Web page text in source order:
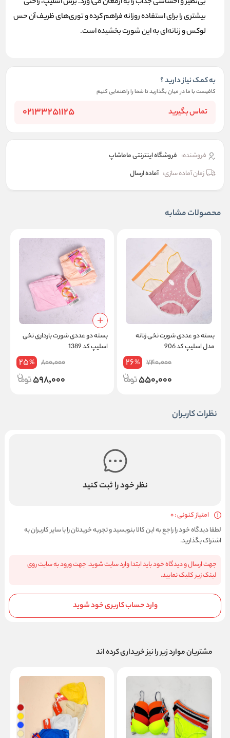
بیشتری را برای استفاده روزانه فراهم کرده و توری‌های ظریف آن حس
لوکس و زنانه‌ای به این شورت بخشیده است.
به کمک نیاز دارید ؟
کافیست با ما در میان بگذارید تا شما را راهنمایی کنیم
تماس بگیرید 02133251125
فروشنده: فروشگاه اینترنتی ماماشاپ
زمان آماده سازی: آماده ارسال
محصولات مشابه
بسته دو عددی شورت نخی زنانه
مدل اسلیپ کد 906
740,000
26%
550,000
بسته دو عددی شورت بارداری نخی
اسلیپ کد 1389
800,000
25%
598,000
نظرات کاربران
نظر خود را ثبت کنید
امتیاز کنونی : 0
لطفا دیدگاه خود را راجع به این کالا بنویسید و تجربه خریدتان را با سایر کاربران به
اشتراک بگذارید.
جهت ارسال و دیدگاه خود باید ابتدا وارد سایت شوید. جهت ورود به سایت روی
لینک زیر کلیک نمایید.
وارد حساب کاربری خود شوید
مشتریان موارد زیر را نیز خریداری کرده اند